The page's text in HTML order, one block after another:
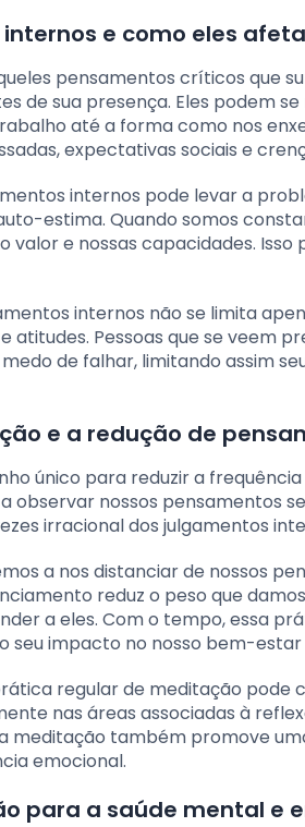
e como eles
pensamentos críticos que
de sua presença. Eles podem
até a forma como nos
expectativas sociais e
internos pode levar a
estima. Quando somos
valor e nossas capacidades.
internos não se limita
Pessoas que se veem
de falhar, limitando assim
e a redução de
único para reduzir a
observar nossos pensamentos
irracional dos julgamentos
a nos distanciar de nossos
reduz o peso que
a eles. Com o tempo, essa
seu impacto no nosso bem-
regular de meditação pode
nas áreas associadas à
meditação também promove
emocional.
para a saúde mental e